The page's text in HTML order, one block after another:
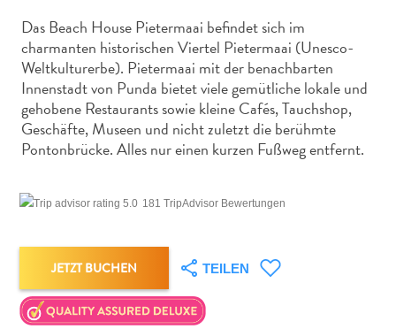
und
Wahrzeichen
Spa
und
Wellness
Sport
Strände
Schnorchelplätze
Tauchoperatoren
Taxidienste
Das Beach House Pietermaai befindet sich im
charmanten historischen Viertel Pietermaai (Unesco-
Weltkulturerbe). Pietermaai mit der benachbarten
Innenstadt von Punda bietet viele gemütliche lokale und
gehobene Restaurants sowie kleine Cafés, Tauchshop,
Geschäfte, Museen und nicht zuletzt die berühmte
Pontonbrücke. Alles nur einen kurzen Fußweg entfernt.
181 TripAdvisor Bewertungen
JETZT BUCHEN TEILEN